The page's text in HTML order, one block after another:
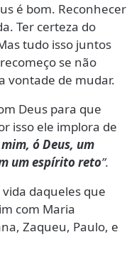
é bom. Reconhecer
Ter certeza do
tudo isso juntos
se não
vontade de mudar.
Deus para que
isso ele implora de
ó Deus, um
um espírito reto”.
daqueles que
com Maria
Zaqueu, Paulo, e